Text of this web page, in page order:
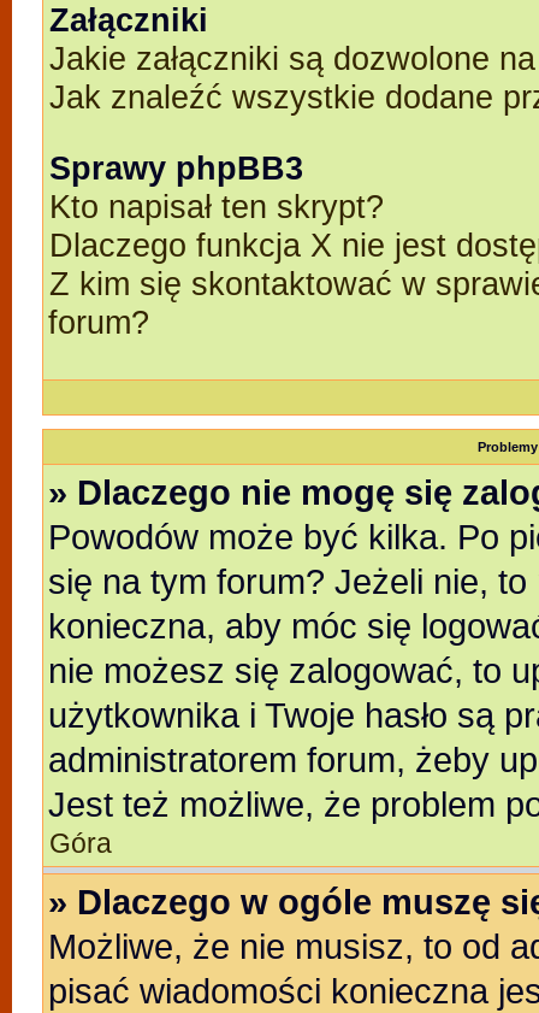
Załączniki
Jakie załączniki są dozwolone
Jak znaleźć wszystkie dodane
Sprawy phpBB3
Kto napisał ten skrypt?
Dlaczego funkcja X nie jest
Z kim się skontaktować w
forum?
» Dlaczego nie mogę się
Powodów może być kilka. Po
się na tym forum? Jeżeli nie,
konieczna, aby móc się
nie możesz się zalogować, to
użytkownika i Twoje hasło są
administratorem forum, żeby
Jest też możliwe, że problem
Góra
» Dlaczego w ogóle muszę
Możliwe, że nie musisz, to od
pisać wiadomości konieczna